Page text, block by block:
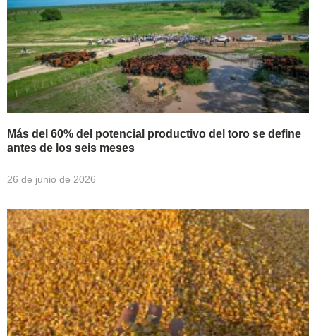
Más del 60% del potencial productivo del toro se define
antes de los seis meses
26 de junio de 2026